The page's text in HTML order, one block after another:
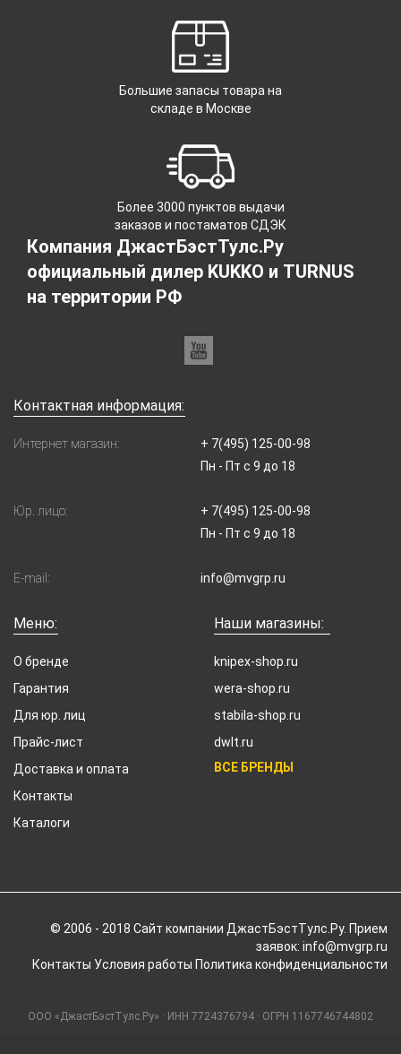
Большие запасы товара на
складе в Москве
Более 3000 пунктов выдачи
заказов и постаматов СДЭК
Компания ДжастБэстТулс.Ру
официальный дилер KUKKO и TURNUS
на территории РФ
Контактная информация:
Интернет магазин:
+ 7(495) 125-00-98
Пн - Пт с 9 до 18
Юр. лицо:
+ 7(495) 125-00-98
Пн - Пт с 9 до 18
E-mail: info@mvgrp.ru
Меню:
О бренде
Гарантия
Для юр. лиц
Прайс-лист
Доставка и оплата
Контакты
Каталоги
Наши магазины:
knipex-shop.ru
wera-shop.ru
stabila-shop.ru
dwlt.ru
ВСЕ БРЕНДЫ
© 2006 - 2018 Cайт компании ДжастБэстТулс.Ру. Прием
заявок: info@mvgrp.ru
Контакты Условия работы Политика конфиденциальности
ООО «ДжастБэстТулс.Ру» · ИНН 7724376794 · ОГРН 1167746744802